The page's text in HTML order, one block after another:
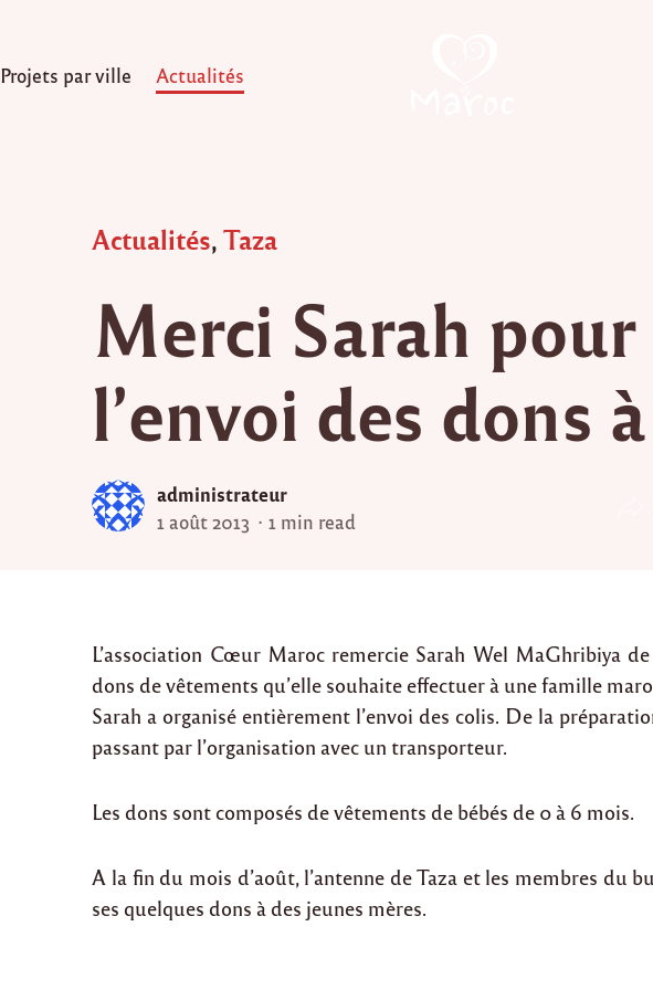
Projets par ville Actualités
Posted
Actualités,Taza
Merci Sarah pour
l’envoi des dons
administrateur
1 août 2013 1 min read
L’association Cœur Maroc remercie Sarah Wel MaGhribiya
dons de vêtements qu’elle souhaite effectuer à une famille
Sarah a organisé entièrement l’envoi des colis. De la
passant par l’organisation avec un transporteur.
Les dons sont composés de vêtements de bébés de 0 à 6 mois.
A la fin du mois d’août, l’antenne de Taza et les membres du
ses quelques dons à des jeunes mères.